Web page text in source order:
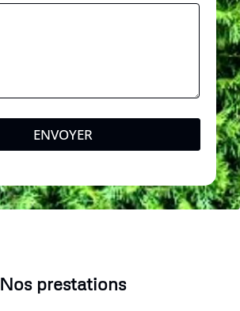
ENVOYER
Nos prestations